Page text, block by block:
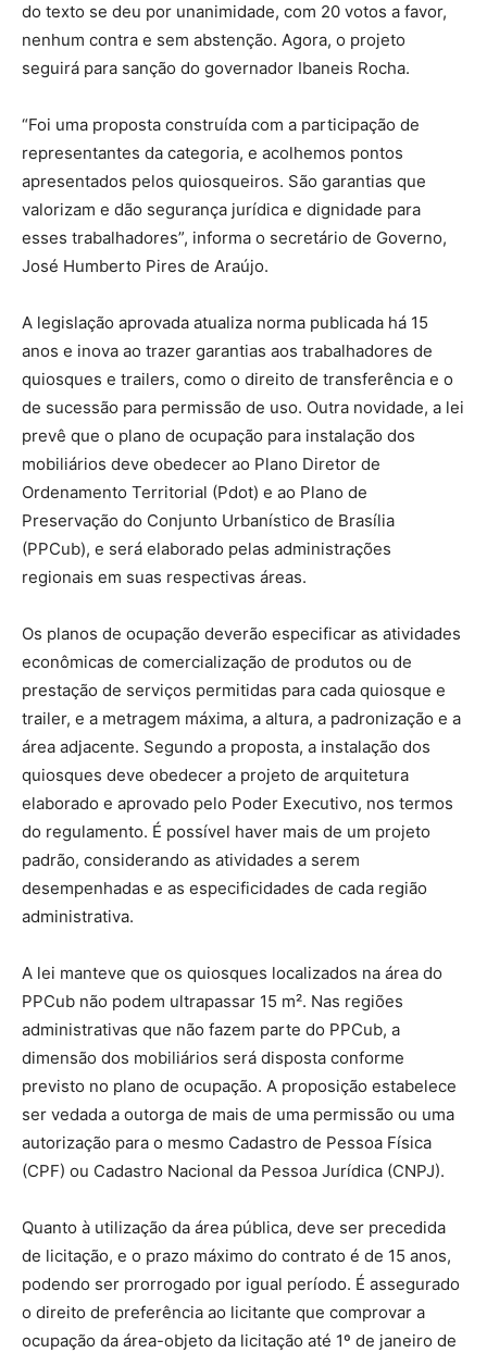
do texto se deu por unanimidade, com 20 votos a favor,
nenhum contra e sem abstenção. Agora, o projeto
seguirá para sanção do governador Ibaneis Rocha.
“Foi uma proposta construída com a participação de
representantes da categoria, e acolhemos pontos
apresentados pelos quiosqueiros. São garantias que
valorizam e dão segurança jurídica e dignidade para
esses trabalhadores”, informa o secretário de Governo,
José Humberto Pires de Araújo.
A legislação aprovada atualiza norma publicada há 15
anos e inova ao trazer garantias aos trabalhadores de
quiosques e trailers, como o direito de transferência e o
de sucessão para permissão de uso. Outra novidade, a lei
prevê que o plano de ocupação para instalação dos
mobiliários deve obedecer ao Plano Diretor de
Ordenamento Territorial (Pdot) e ao Plano de
Preservação do Conjunto Urbanístico de Brasília
(PPCub), e será elaborado pelas administrações
regionais em suas respectivas áreas.
Os planos de ocupação deverão especificar as atividades
econômicas de comercialização de produtos ou de
prestação de serviços permitidas para cada quiosque e
trailer, e a metragem máxima, a altura, a padronização e a
área adjacente. Segundo a proposta, a instalação dos
quiosques deve obedecer a projeto de arquitetura
elaborado e aprovado pelo Poder Executivo, nos termos
do regulamento. É possível haver mais de um projeto
padrão, considerando as atividades a serem
desempenhadas e as especificidades de cada região
administrativa.
A lei manteve que os quiosques localizados na área do
PPCub não podem ultrapassar 15 m². Nas regiões
administrativas que não fazem parte do PPCub, a
dimensão dos mobiliários será disposta conforme
previsto no plano de ocupação. A proposição estabelece
ser vedada a outorga de mais de uma permissão ou uma
autorização para o mesmo Cadastro de Pessoa Física
(CPF) ou Cadastro Nacional da Pessoa Jurídica (CNPJ).
Quanto à utilização da área pública, deve ser precedida
de licitação, e o prazo máximo do contrato é de 15 anos,
podendo ser prorrogado por igual período. É assegurado
o direito de preferência ao licitante que comprovar a
ocupação da área-objeto da licitação até 1º de janeiro de